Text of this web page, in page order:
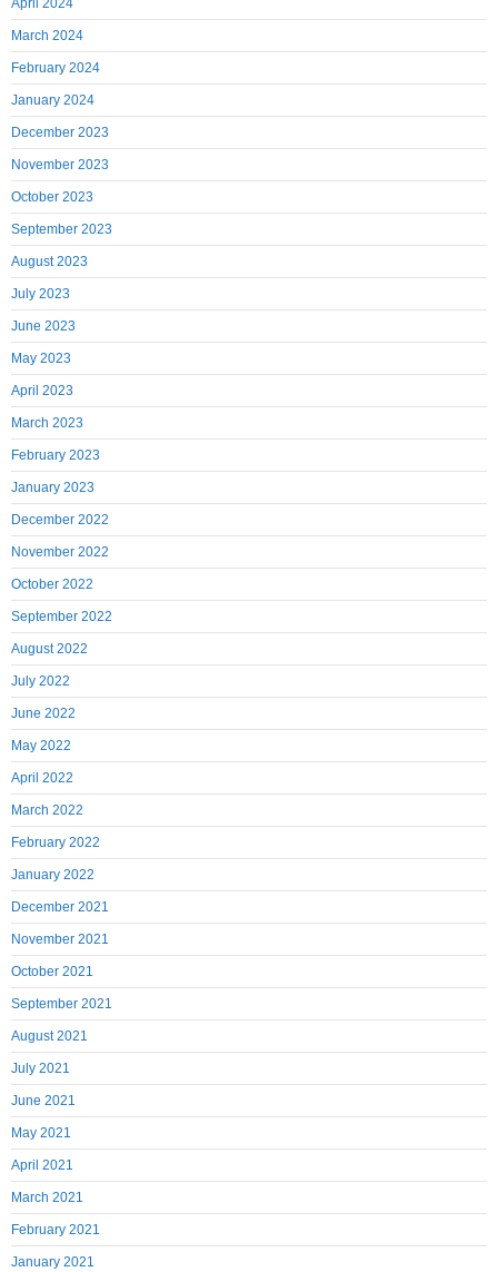
April 2024
March 2024
February 2024
January 2024
December 2023
November 2023
October 2023
September 2023
August 2023
July 2023
June 2023
May 2023
April 2023
March 2023
February 2023
January 2023
December 2022
November 2022
October 2022
September 2022
August 2022
July 2022
June 2022
May 2022
April 2022
March 2022
February 2022
January 2022
December 2021
November 2021
October 2021
September 2021
August 2021
July 2021
June 2021
May 2021
April 2021
March 2021
February 2021
January 2021